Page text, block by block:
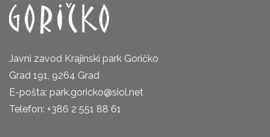
Javni zavod Krajinski park Goričko
Grad 191, 9264 Grad
E-pošta: park.goricko@siol.net
Telefon: +386 2 551 88 61